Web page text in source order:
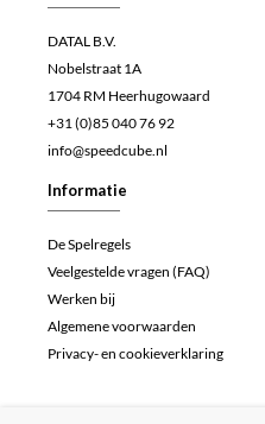
DATAL B.V.
Nobelstraat 1A
1704 RM Heerhugowaard
+31 (0)85 040 76 92
info@speedcube.nl
Informatie
De Spelregels
Veelgestelde vragen (FAQ)
Werken bij
Algemene voorwaarden
Privacy- en cookieverklaring